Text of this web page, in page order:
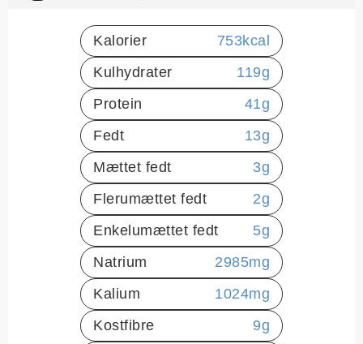
Kalorier 753kcal
Kulhydrater
119g
Protein
41g
Fedt
13g
Mættet fedt
3g
Flerumættet fedt
2g
Enkelumættet fedt
5g
Natrium
2985mg
Kalium
1024mg
Kostfibre
9g